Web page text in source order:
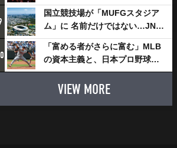
式大相撲
国立競技場が「MUFGスタジア
ム」に 名前だけではない…JNSE
とMUFGが“共創”し描く地域活
性化・社会価値創造の近未来図
とは
「富める者がさらに富む」MLB
の資本主義と、日本プロ野球が
踏み出せない一歩
VIEW MORE